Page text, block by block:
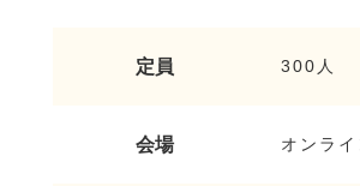
定員 300人
会場 オンラ